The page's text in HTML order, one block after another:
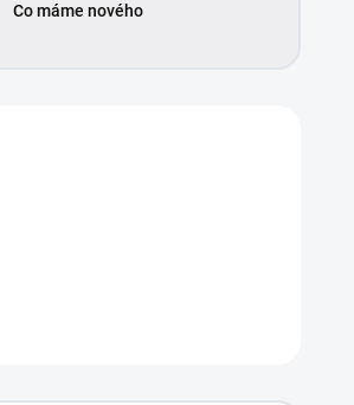
Co máme nového